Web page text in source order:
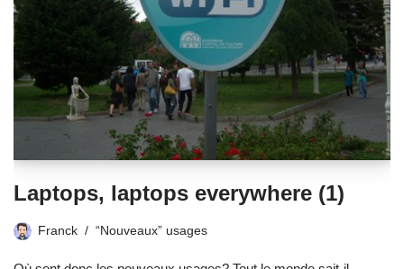
Laptops, laptops everywhere (1)
Franck “Nouveaux” usages